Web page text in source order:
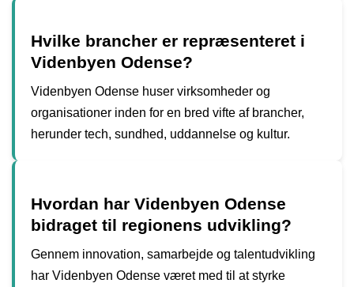
Hvilke brancher er repræsenteret i
Videnbyen Odense?
Videnbyen Odense huser virksomheder og
organisationer inden for en bred vifte af brancher,
herunder tech, sundhed, uddannelse og kultur.
Hvordan har Videnbyen Odense
bidraget til regionens udvikling?
Gennem innovation, samarbejde og talentudvikling
har Videnbyen Odense været med til at styrke